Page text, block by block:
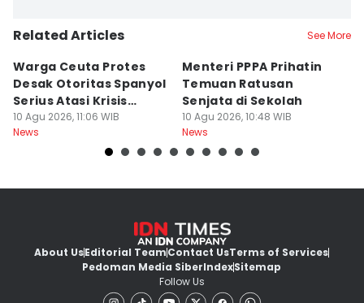
Related Articles See More
Warga Ceuta Protes
Desak Otoritas Spanyol
Serius Atasi Krisis
Migrasi
10 Agu 2026, 11:06 WIB
News
Menteri PPPA Prihatin
Temuan Ratusan
Senjata di Sekolah
10 Agu 2026, 10:48 WIB
News
About UsEditorial TeamContact UsTerms of Services
Pedoman Media SiberIndexSitemap
Follow Us